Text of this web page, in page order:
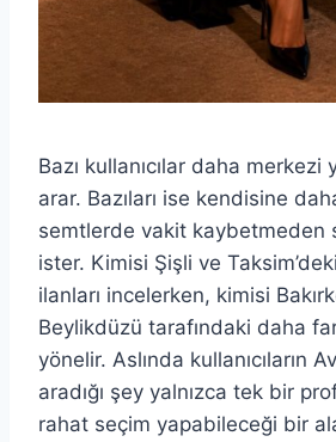
Bazı kullanıcılar daha
arar. Bazıları ise kendisine
semtlerde vakit kaybetmeden
ister. Kimisi Şişli ve
ilanları incelerken, kimisi
Beylikdüzü tarafındaki daha
yönelir. Aslında kullanıcıların
aradığı şey yalnızca tek bir
rahat seçim yapabileceği bir